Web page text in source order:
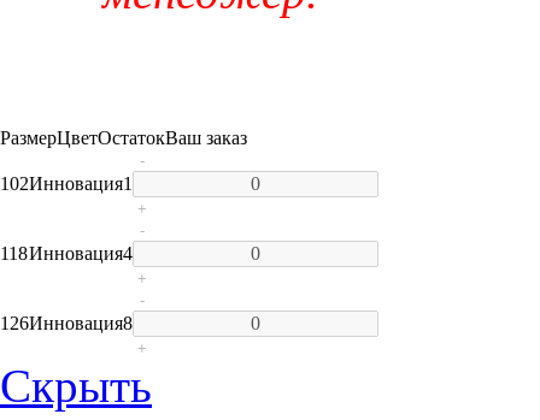
РазмерЦветОстатокВаш заказ
102Инновация1
-
+
118Инновация4
-
+
126Инновация8
-
+
Скрыть